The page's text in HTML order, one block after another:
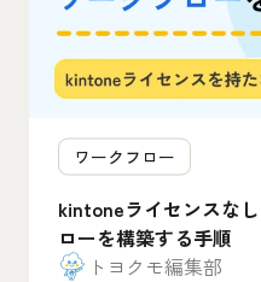
ワークフロー
kintoneライセンスな
ローを構築する手順
トヨクモ編集部